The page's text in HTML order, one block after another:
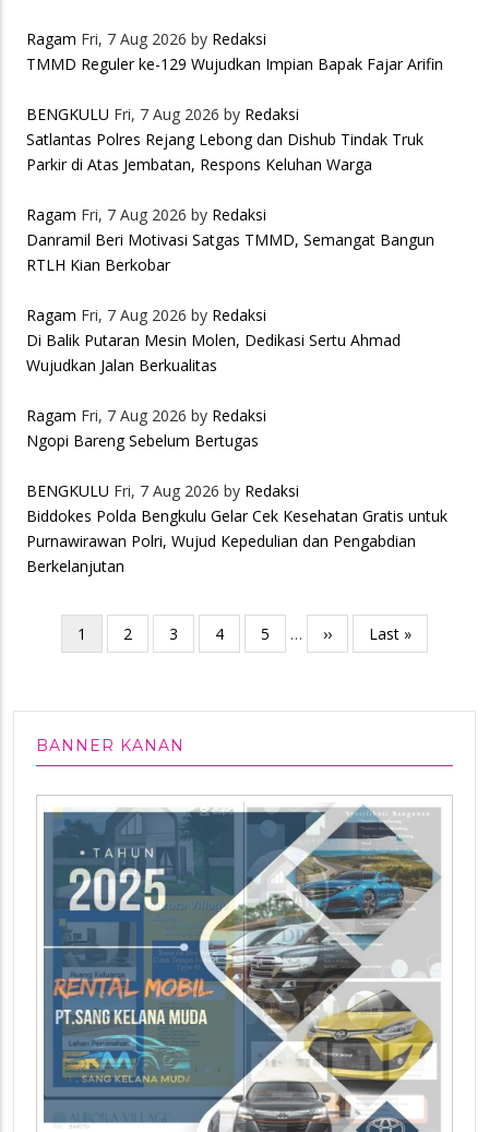
Ragam Fri, 7 Aug 2026 by Redaksi
TMMD Reguler ke-129 Wujudkan Impian Bapak Fajar Arifin
BENGKULU Fri, 7 Aug 2026 by Redaksi
Satlantas Polres Rejang Lebong dan Dishub Tindak Truk
Parkir di Atas Jembatan, Respons Keluhan Warga
Ragam Fri, 7 Aug 2026 by Redaksi
Danramil Beri Motivasi Satgas TMMD, Semangat Bangun
RTLH Kian Berkobar
Ragam Fri, 7 Aug 2026 by Redaksi
Di Balik Putaran Mesin Molen, Dedikasi Sertu Ahmad
Wujudkan Jalan Berkualitas
Ragam Fri, 7 Aug 2026 by Redaksi
Ngopi Bareng Sebelum Bertugas
BENGKULU Fri, 7 Aug 2026 by Redaksi
Biddokes Polda Bengkulu Gelar Cek Kesehatan Gratis untuk
Purnawirawan Polri, Wujud Kepedulian dan Pengabdian
Berkelanjutan
Pagination
Current
page
1 Page
2 Page
3 Page
4 Page
5 …
Next
page
››
Last
page
Last »
BANNER KANAN